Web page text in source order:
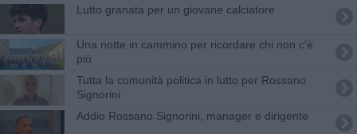
Lutto granata per un giovane calciatore
Una notte in cammino per ricordare chi non c'è
più
Tutta la comunità politica in lutto per Rossano
Signorini
Addio Rossano Signorini, manager e dirigente